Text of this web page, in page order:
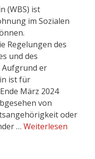
(WBS) ist
im Sozialen
Regelungen des
und des
Aufgrund er
ist für
März 2024
von
oder
… Weiterlesen